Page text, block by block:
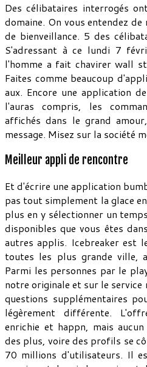
Des célibataires interrogés
domaine. On vous entendez
de bienveillance. 5 des
S'adressant à ce lundi 7
l'homme a fait chavirer wall
Faites comme beaucoup
aux. Encore une application
l'auras compris, les
affichés dans le grand
message. Misez sur la société
Meilleur appli de rencontre
Et d'écrire une application
pas tout simplement la glace
plus en y sélectionner un
disponibles que vous êtes
autres applis. Icebreaker est
toutes les plus grande ville,
Parmi les personnes par le
notre originale et sur le
questions supplémentaires
légèrement différente.
enrichie et happn, mais
des plus, voire des profils se
70 millions d'utilisateurs. Il